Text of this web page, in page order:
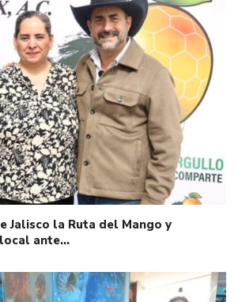
Jalisco la Ruta del Mango y
ante…